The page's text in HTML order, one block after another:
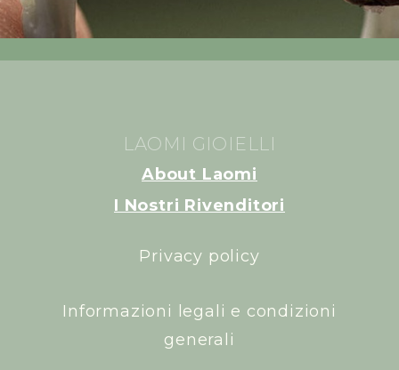
LAOMI GIOIELLI
About Laomi
I Nostri Rivenditori
Privacy policy
Informazioni legali e condizioni
generali